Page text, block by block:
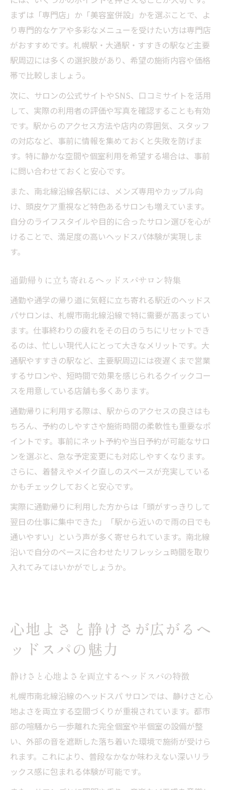
まずは「専門店」か「美容室併設」かを選ぶことで、よ
り専門的なケアや多彩なメニューを受けたい方は専門店
がおすすめです。札幌駅・大通駅・すすきの駅など主要
駅周辺には多くの選択肢があり、希望の施術内容や価格
帯で比較しましょう。
次に、サロンの公式サイトやSNS、口コミサイトを活用
して、実際の利用者の評価や写真を確認することも有効
です。駅からのアクセス方法や店内の雰囲気、スタッフ
の対応など、事前に情報を集めておくと失敗を防げま
す。特に静かな空間や個室利用を希望する場合は、事前
に問い合わせておくと安心です。
また、南北線沿線各駅には、メンズ専用やカップル向
け、頭皮ケア重視など特色あるサロンも増えています。
自分のライフスタイルや目的に合ったサロン選びを心が
けることで、満足度の高いヘッドスパ体験が実現しま
す。
通勤帰りに立ち寄れるヘッドスパサロン特集
通勤や通学の帰り道に気軽に立ち寄れる駅近のヘッドス
パサロンは、札幌市南北線沿線で特に需要が高まってい
ます。仕事終わりの疲れをその日のうちにリセットでき
るのは、忙しい現代人にとって大きなメリットです。大
通駅やすすきの駅など、主要駅周辺には夜遅くまで営業
するサロンや、短時間で効果を感じられるクイックコー
スを用意している店舗も多くあります。
通勤帰りに利用する際は、駅からのアクセスの良さはも
ちろん、予約のしやすさや施術時間の柔軟性も重要なポ
イントです。事前にネット予約や当日予約が可能なサロ
ンを選ぶと、急な予定変更にも対応しやすくなります。
さらに、着替えやメイク直しのスペースが充実している
かもチェックしておくと安心です。
実際に通勤帰りに利用した方からは「頭がすっきりして
翌日の仕事に集中できた」「駅から近いので雨の日でも
通いやすい」という声が多く寄せられています。南北線
沿いで自分のペースに合わせたリフレッシュ時間を取り
入れてみてはいかがでしょうか。
心地よさと静けさが広がるヘ
ッドスパの魅力
静けさと心地よさを両立するヘッドスパの特徴
札幌市南北線沿線のヘッドスパ サロンでは、静けさと心
地よさを両立する空間づくりが重視されています。都市
部の喧騒から一歩離れた完全個室や半個室の設備が整
い、外部の音を遮断した落ち着いた環境で施術が受けら
れます。これにより、普段なかなか味わえない深いリラ
ックス感に包まれる体験が可能です。